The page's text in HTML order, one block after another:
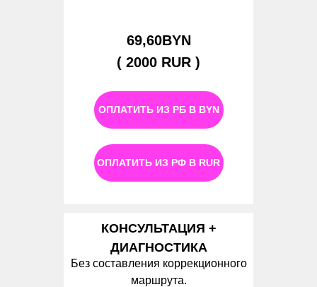
69,60BYN
( 2000 RUR )
ОПЛАТИТЬ ИЗ РБ В BYN
ОПЛАТИТЬ ИЗ РФ В RUR
Без составления коррекционного
маршрута.
КОНСУЛЬТАЦИЯ +
ДИАГНОСТИКА